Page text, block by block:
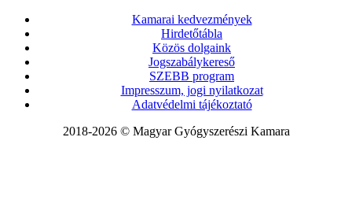
Kamarai kedvezmények
Hirdetőtábla
Közös dolgaink
Jogszabálykereső
SZEBB program
Impresszum, jogi nyilatkozat
Adatvédelmi tájékoztató
2018-2026 © Magyar Gyógyszerészi Kamara